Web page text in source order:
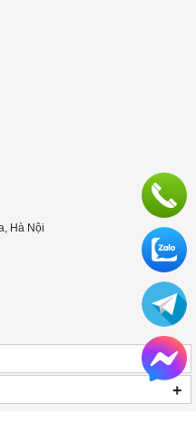
Hà Nội
+
+